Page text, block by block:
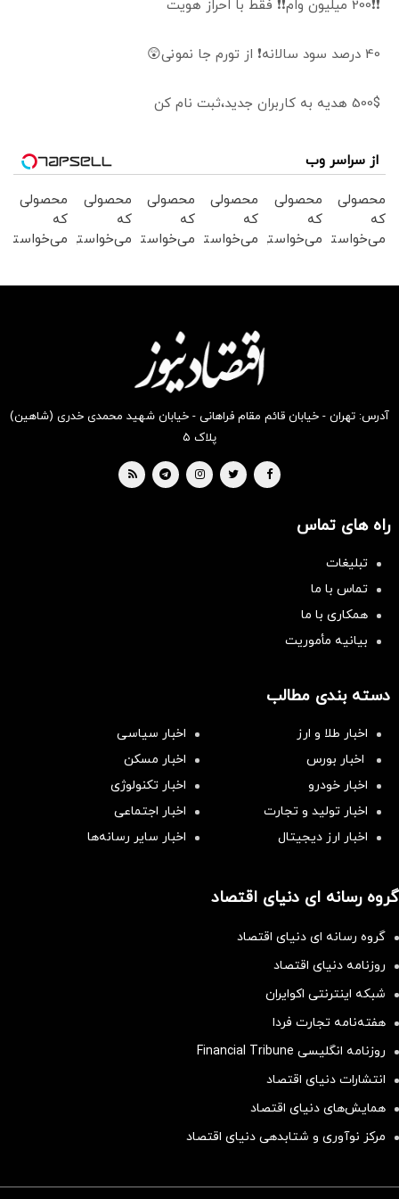
❗❗200 میلیون وام❗❗ فقط با احراز هویت
40 درصد سود سالانه❗ از تورم جا نمونی😲
500$ هدیه به کاربران جدید،ثبت نام کن
از سراسر وب
محصولی
که
می‌خواستی
محصولی
که
می‌خواستی
محصولی
که
می‌خواستی
بخر !
محصولی
که
می‌خواستی
بخر !
محصولی
که
می‌خواستی
محصولی
که
می‌خواستی
آدرس: تهران - خیابان قائم مقام فراهانی - خیابان شهید محمدی خدری (شاهین)
پلاک ۵
راه های تماس
تبلیغات
تماس با ما
همکاری با ما
بیانیه مأموریت
دسته بندی مطالب
اخبار طلا و ارز
اخبار سیاسی
اخبار بورس
اخبار مسکن
اخبار خودرو
اخبار تکنولوژی
اخبار تولید و تجارت
اخبار اجتماعی
اخبار ارز دیجیتال
اخبار سایر رسانه‌‌ها
گروه رسانه ای دنیای اقتصاد
گروه رسانه ای دنیای اقتصاد
روزنامه دنیای اقتصاد
شبکه اینترنتی اکوایران
هفته‌نامه تجارت فردا
روزنامه انگلیسی Financial Tribune
انتشارات دنیای اقتصاد
همایش‌های دنیای اقتصاد
مرکز نوآوری و شتابدهی دنیای اقتصاد